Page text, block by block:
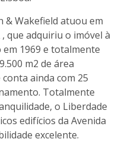
& Wakefield atuou em
que adquiriu o imóvel à
1969 e totalmente
m2 de área
ainda com 25
Totalmente
o Liberdade
edifícios da Avenida
excelente.